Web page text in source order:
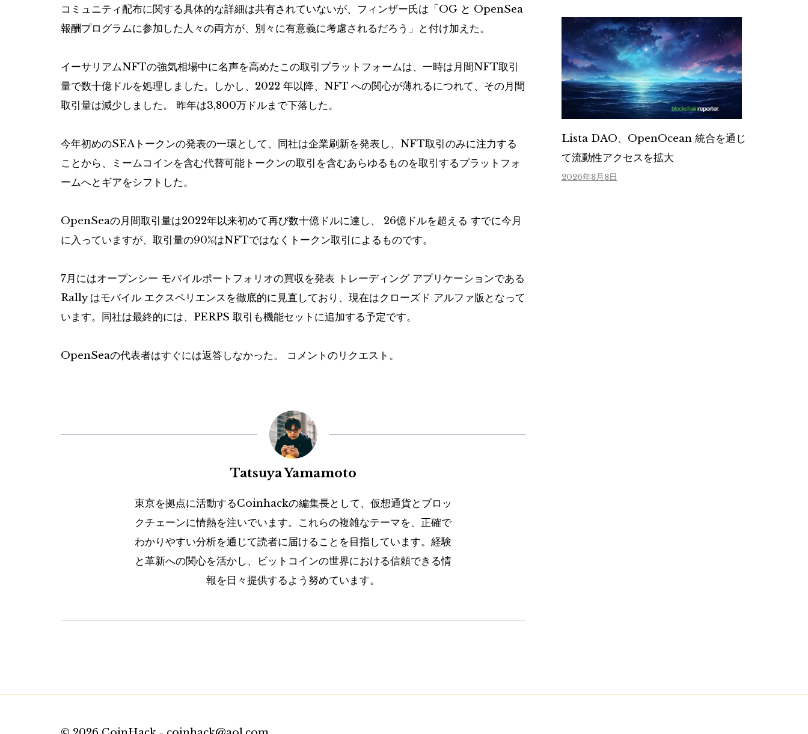
コミュニティ配布に関する具体的な詳細は共有されていないが、フィンザー氏は「OG と OpenSea
報酬プログラムに参加した人々の両方が、別々に有意義に考慮されるだろう」と付け加えた。
イーサリアムNFTの強気相場中に名声を高めたこの取引プラットフォームは、一時は月間NFT取引
量で数十億ドルを処理しました。しかし、2022 年以降、NFT への関心が薄れるにつれて、その月間
取引量は減少しました。 昨年は3,800万ドルまで下落した。
今年初めのSEAトークンの発表の一環として、同社は企業刷新を発表し、NFT取引のみに注力する
ことから、ミームコインを含む代替可能トークンの取引を含むあらゆるものを取引するプラットフォ
ームへとギアをシフトした。
OpenSeaの月間取引量は2022年以来初めて再び数十億ドルに達し、 26億ドルを超える すでに今月
に入っていますが、取引量の90%はNFTではなくトークン取引によるものです。
7月にはオープンシー モバイルポートフォリオの買収を発表 トレーディング アプリケーションである
Rally はモバイル エクスペリエンスを徹底的に見直しており、現在はクローズド アルファ版となって
います。同社は最終的には、PERPS 取引も機能セットに追加する予定です。
OpenSeaの代表者はすぐには返答しなかった。 コメントのリクエスト。
Tatsuya Yamamoto
東京を拠点に活動するCoinhackの編集長として、仮想通貨とブロッ
クチェーンに情熱を注いでいます。これらの複雑なテーマを、正確で
わかりやすい分析を通じて読者に届けることを目指しています。経験
と革新への関心を活かし、ビットコインの世界における信頼できる情
報を日々提供するよう努めています。
Lista DAO、OpenOcean 統合を通じ
て流動性アクセスを拡大
2026年8月8日